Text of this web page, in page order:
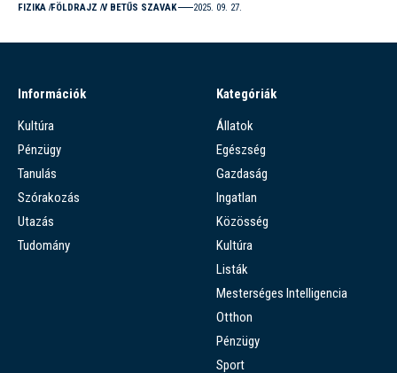
FIZIKA FÖLDRAJZ V BETŰS SZAVAK 2025. 09. 27.
Információk
Kultúra
Pénzügy
Tanulás
Szórakozás
Utazás
Tudomány
Kategóriák
Állatok
Egészség
Gazdaság
Ingatlan
Közösség
Kultúra
Listák
Mesterséges Intelligencia
Otthon
Pénzügy
Sport